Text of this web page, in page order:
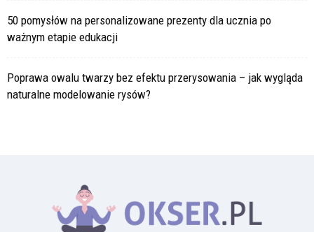
50 pomysłów na personalizowane prezenty dla ucznia po
ważnym etapie edukacji
Poprawa owalu twarzy bez efektu przerysowania – jak wygląda
naturalne modelowanie rysów?